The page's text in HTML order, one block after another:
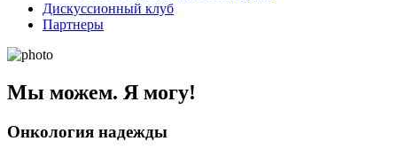
Дискуссионный клуб
Партнеры
Мы можем. Я могу!
Онкология надежды